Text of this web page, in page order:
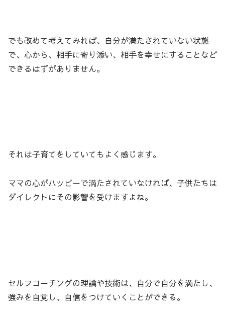
でも改めて考えてみれば、自分が満たされていない状態
で、心から、相手に寄り添い、相手を幸せにすることなど
できるはずがありません。
それは子育てをしていてもよく感じます。
ママの心がハッピーで満たされていなければ、子供たちは
ダイレクトにその影響を受けますよね。
セルフコーチングの理論や技術は、自分で自分を満たし、
強みを自覚し、自信をつけていくことができる。